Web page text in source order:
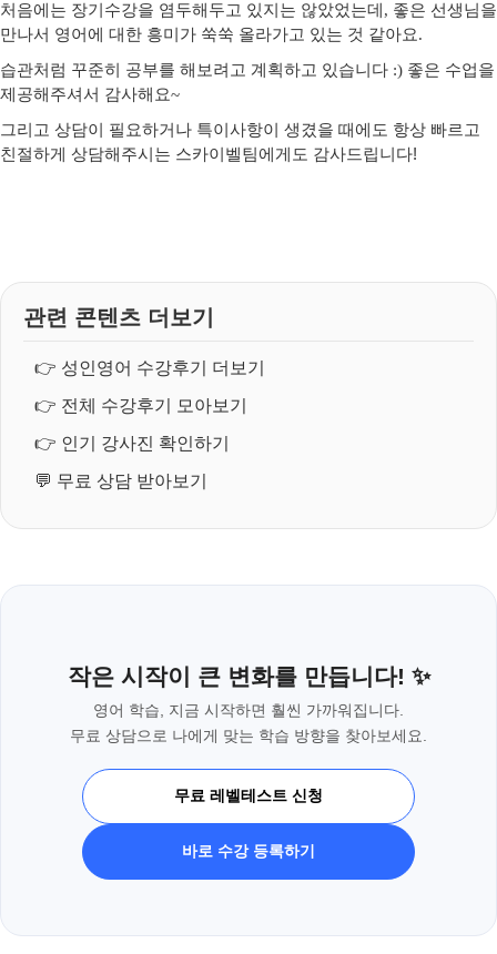
처음에는 장기수강을 염두해두고 있지는 않았었는데, 좋은 선생님을
만나서 영어에 대한 흥미가 쑥쑥 올라가고 있는 것 같아요.
습관처럼 꾸준히 공부를 해보려고 계획하고 있습니다 :) 좋은 수업을
제공해주셔서 감사해요~
그리고 상담이 필요하거나 특이사항이 생겼을 때에도 항상 빠르고
친절하게 상담해주시는 스카이벨팀에게도 감사드립니다!
관련 콘텐츠 더보기
👉 성인영어 수강후기 더보기
👉 전체 수강후기 모아보기
👉 인기 강사진 확인하기
💬 무료 상담 받아보기
작은 시작이 큰 변화를 만듭니다! ✨
영어 학습, 지금 시작하면 훨씬 가까워집니다.
무료 상담으로 나에게 맞는 학습 방향을 찾아보세요.
무료 레벨테스트 신청
바로 수강 등록하기